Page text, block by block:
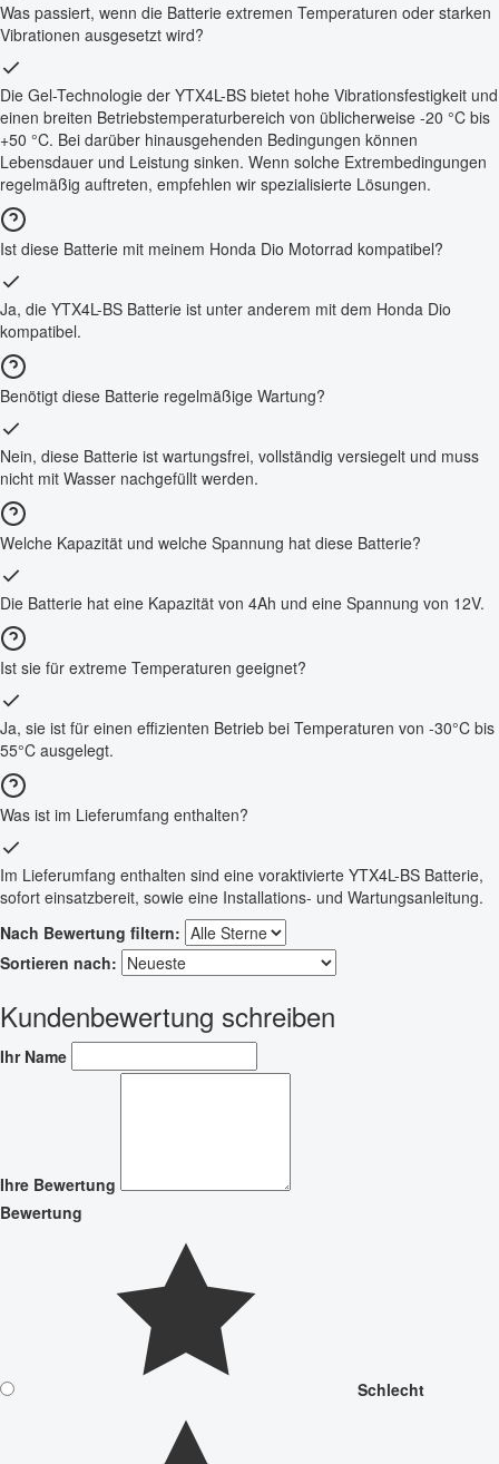
Was passiert, wenn die Batterie extremen Temperaturen oder starken
Vibrationen ausgesetzt wird?
Die Gel-Technologie der YTX4L-BS bietet hohe Vibrationsfestigkeit und
einen breiten Betriebstemperaturbereich von üblicherweise -20 °C bis
+50 °C. Bei darüber hinausgehenden Bedingungen können
Lebensdauer und Leistung sinken. Wenn solche Extrembedingungen
regelmäßig auftreten, empfehlen wir spezialisierte Lösungen.
Ist diese Batterie mit meinem Honda Dio Motorrad kompatibel?
Ja, die YTX4L-BS Batterie ist unter anderem mit dem Honda Dio
kompatibel.
Benötigt diese Batterie regelmäßige Wartung?
Nein, diese Batterie ist wartungsfrei, vollständig versiegelt und muss
nicht mit Wasser nachgefüllt werden.
Welche Kapazität und welche Spannung hat diese Batterie?
Die Batterie hat eine Kapazität von 4Ah und eine Spannung von 12V.
Ist sie für extreme Temperaturen geeignet?
Ja, sie ist für einen effizienten Betrieb bei Temperaturen von -30°C bis
55°C ausgelegt.
Was ist im Lieferumfang enthalten?
Im Lieferumfang enthalten sind eine voraktivierte YTX4L-BS Batterie,
sofort einsatzbereit, sowie eine Installations- und Wartungsanleitung.
Nach Bewertung filtern:
Sortieren nach:
Kundenbewertung schreiben
Ihr Name
Ihre Bewertung
Bewertung
Schlecht